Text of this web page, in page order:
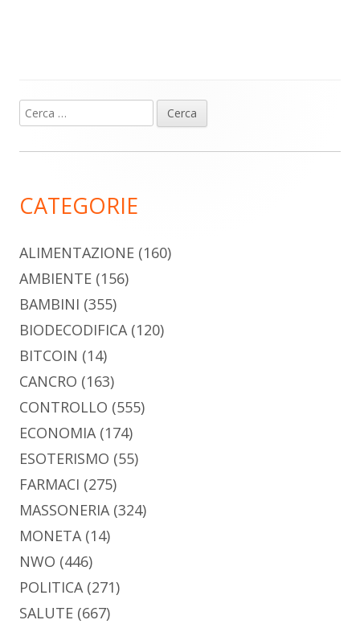
Barra
laterale
Ricerca
per:
CATEGORIE
ALIMENTAZIONE (160)
AMBIENTE (156)
BAMBINI (355)
BIODECODIFICA(120)
BITCOIN (14)
CANCRO (163)
CONTROLLO (555)
ECONOMIA(174)
ESOTERISMO (55)
FARMACI (275)
MASSONERIA(324)
MONETA(14)
NWO (446)
POLITICA(271)
SALUTE (667)